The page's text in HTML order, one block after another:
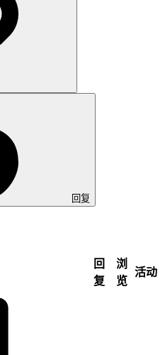
回复
回
复
浏
览
活动